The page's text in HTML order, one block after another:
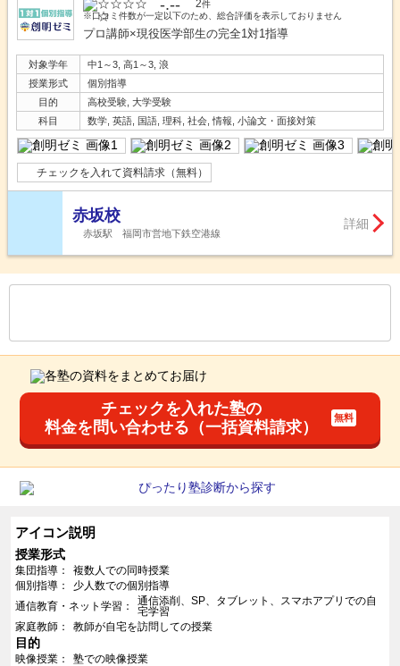
-.-- 2件
※口コミ件数が一定以下のため、総合評価を表示しておりません
プロ講師×現役医学部生の完全1対1指導
対象学年
中1～3, 高1～3, 浪
授業形式
個別指導
目的
高校受験, 大学受験
科目
数学, 英語, 国語, 理科, 社会, 情報, 小論文・面接対策
チェックを入れて資料請求（無料）
赤坂校
赤坂駅 福岡市営地下鉄空港線
詳細
チェックを入れた塾の
料金を問い合わせる（一括資料請求）
アイコン説明
授業形式
集団指導
複数人での同時授業
個別指導
少人数での個別指導
通信教育・ネット学習
通信添削、SP、タブレット、スマホアプリでの自
宅学習
家庭教師
教師が自宅を訪問しての授業
目的
映像授業
塾での映像授業